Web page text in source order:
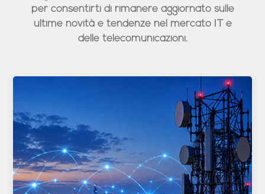
per consentirti di rimanere aggiornato sulle
ultime novità e tendenze nel mercato IT e
delle telecomunicazioni.